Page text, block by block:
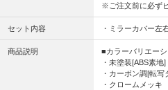
※ご注文前に必ず
セット内容 ・ミラーカバー左
商品説明
■カラーバリエーシ
・未塗装[ABS素地]
・カーボン調[転写
・クロームメッキ